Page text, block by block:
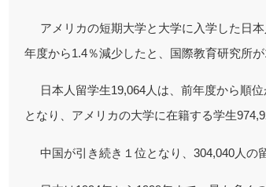
アメリカの短期大学と大学に入学した日
年度から1.4％減少したと、国際教育研究所が
日本人留学生19,064人は、前年度から順
となり、アメリカの大学に在籍する学生
中国が引き続き１位となり、304,040人の